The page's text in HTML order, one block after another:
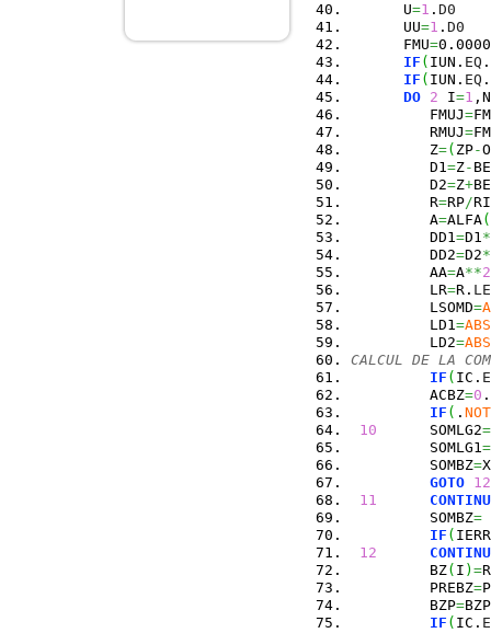
      U
=1 . D0
      UU
=1 . D0
      FMU
=
IF ( IUN. EQ
IF ( IUN. EQ
DO 2 I=1
         FMUJ
=
         RMUJ
=
         Z
=( ZP-O
         D1
=Z-
         D2
=Z+
         R
=RP/RI
         A
=ALFA(
         DD1
=D1
         DD2
=D2
         AA
=A**2
         LR
=R. LE
         LSOMD
=
         LD1
=ABS
         LD2
=ABS
CALCUL DE LA
IF ( IC.
         ACBZ
=0 .
IF ( . NOT
10
      SOMLG2
=
         SOMLG1
=
         SOMBZ
=
GOTO 12
11
         SOMBZ
=
IF (
12
         BZ
( I ) =
         PREBZ
=
         BZP
=BZP
IF ( IC.